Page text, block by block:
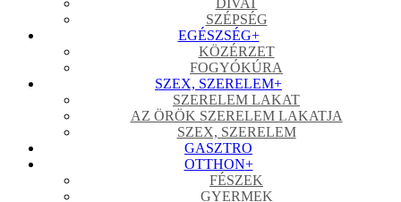
DIVAT
SZÉPSÉG
EGÉSZSÉG+
KÖZÉRZET
FOGYÓKÚRA
SZEX, SZERELEM+
SZERELEM LAKAT
AZ ÖRÖK SZERELEM LAKATJA
SZEX, SZERELEM
GASZTRO
OTTHON+
FÉSZEK
GYERMEK